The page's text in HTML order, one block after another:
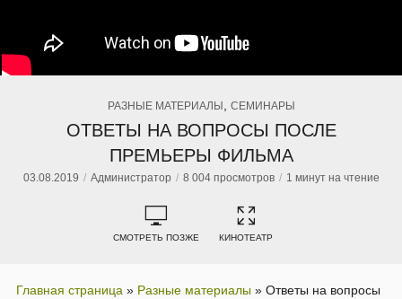
РАЗНЫЕ МАТЕРИАЛЫ СЕМИНАРЫ
ОТВЕТЫ НА ВОПРОСЫ ПОСЛЕ
ПРЕМЬЕРЫ ФИЛЬМА
03.08.2019 Администратор 8 004 просмотров 1 минут на чтение
СМОТРЕТЬ ПОЗЖЕ КИНОТЕАТР
Главная страница » Разные материалы » Ответы на вопросы